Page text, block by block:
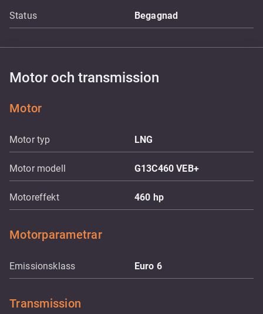
Status Begagnad
Motor och transmission
Motor
Motor typ LNG
Motor modell G13C460 VEB+
Motoreffekt 460 hp
Motorparametrar
Emissionsklass Euro 6
Transmission